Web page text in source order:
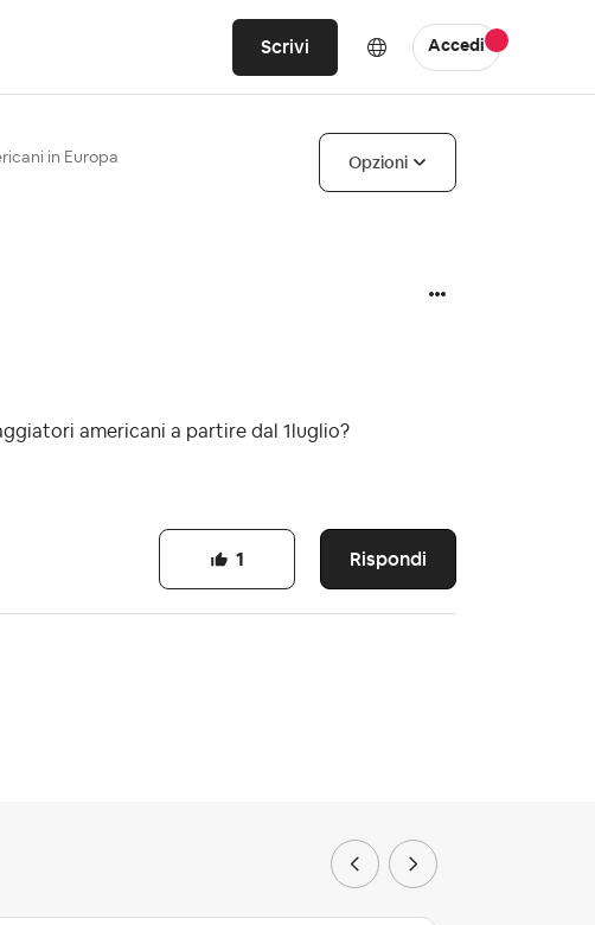
Scrivi Accedi
in Europa Opzioni
americani a partire dal 1luglio?
Rispondi
1